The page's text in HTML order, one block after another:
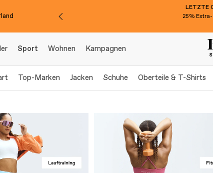
LETZTE
25%
Sport Wohnen Kampagnen
Top-Marken Jacken Schuhe Oberteile & T-Shirts